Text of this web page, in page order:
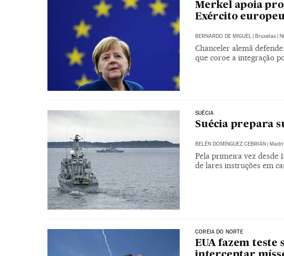
Merkel apoia
Exército
BERNARDO DE MIGUEL | Bruxelas |
Chanceler alemã
que coroe a integração
SUÉCIA
Suécia prepara
BELÉN DOMÍNGUEZ CEBRIÁN Madri
Pela primeira vez desde
de lares instruções em
COREIA DO NORTE
EUA fazem teste